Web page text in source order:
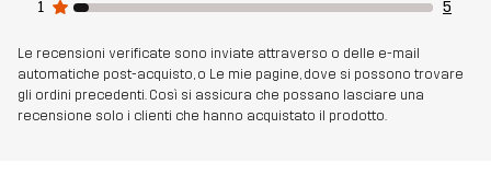
1 5
Le recensioni verificate sono inviate attraverso o delle e-mail
automatiche post-acquisto, o Le mie pagine, dove si possono trovare
gli ordini precedenti. Così si assicura che possano lasciare una
recensione solo i clienti che hanno acquistato il prodotto.